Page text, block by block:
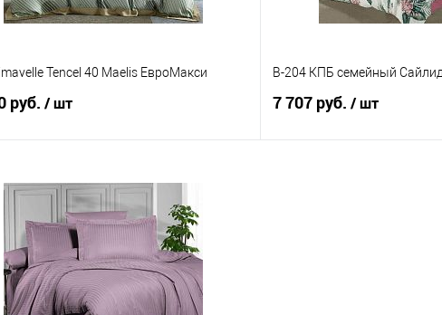
Tencel 40 Maelis ЕвроМакси
руб. / шт
в 1 клик
Сравнение
В наличии
B-204 КПБ семейный Сайлид
7 707 руб. / шт